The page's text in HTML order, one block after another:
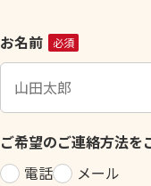
こ
の
ィ
ー
ル
ド
お名前 必須
ご希望のご連絡方法を
電話
メール